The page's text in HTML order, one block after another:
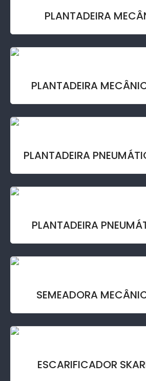
PLANTADEIRA
PLANTADEIRA
PLANTADEIRA
PLANTADEIRA
SEMEADORA
ESCARIFICADOR